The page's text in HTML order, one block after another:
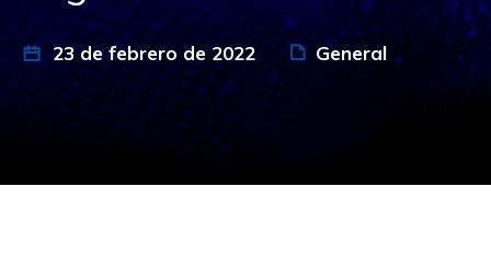
23 de febrero de 2022 General